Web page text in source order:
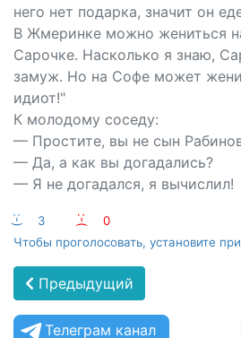
него нет подарка, значит он
В Жмеринке можно жениться
Сарочке. Насколько я знаю,
замуж. Но на Софе может
идиот!"
К молодому соседу:
— Простите, вы не сын
— Да, а как вы догадались?
— Я не догадался, я вычислил!
:-) 3 :-(
0
Чтобы проголосовать, установите
Предыдущий
Телеграм канал